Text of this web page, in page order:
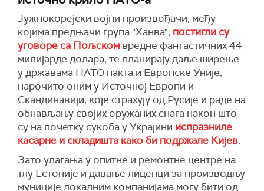
Јужнокорејски војни произвођачи, међу
којима предњачи група "Ханва", постигли су
уговоре са Пољском вредне фантастичних 44
милијарде долара, те планирају даље ширење
у државама НАТО пакта и Европске Уније,
нарочито оним у Источној Европи и
Скандинавији, које страхују од Русије и раде на
обнављању својих оружаних снага након што
су на почетку сукоба у Украјини испразниле
касарне и складишта како би подржале Кијев.
Зато улагања у опитне и ремонтне центре на
тлу Естоније и давање лиценци за производњу
муниције локалним компанијама могу бити од